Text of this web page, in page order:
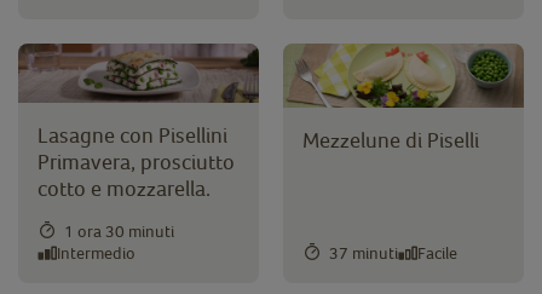
Lasagne con Pisellini
Primavera, prosciutto
cotto e mozzarella.
1 ora 30 minuti
Intermedio
Mezzelune di Piselli
37 minuti Facile